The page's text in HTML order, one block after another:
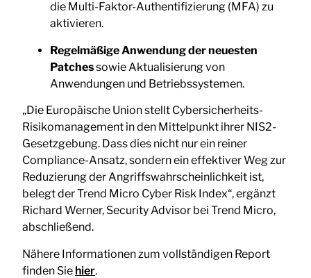
die Multi-Faktor-Authentifizierung (MFA) zu
aktivieren.
Regelmäßige Anwendung der neuesten
Patchessowie Aktualisierung von
Anwendungen und Betriebssystemen.
„Die Europäische Union stellt Cybersicherheits-
Risikomanagement in den Mittelpunkt ihrer NIS2-
Gesetzgebung. Dass dies nicht nur ein reiner
Compliance-Ansatz, sondern ein effektiver Weg zur
Reduzierung der Angriffswahrscheinlichkeit ist,
belegt der Trend Micro Cyber Risk Index“, ergänzt
Richard Werner, Security Advisor bei Trend Micro,
abschließend.
Nähere Informationen zum vollständigen Report
finden Sie hier.